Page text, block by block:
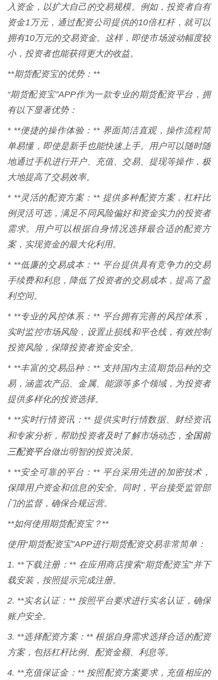
入资金，以扩大自己的交易规模。例如，投资者自有
资金1万元，通过配资公司提供的10倍杠杆，就可以
拥有10万元的交易资金。这样，即使市场波动幅度较
小，投资者也能获得更大的收益。
**期货配资宝的优势：**
“期货配资宝”APP作为一款专业的期货配资平台，拥
有以下显著优势：
* **便捷的操作体验：** 界面简洁直观，操作流程简
单易懂，即使是新手也能快速上手。用户可以随时随
地通过手机进行开户、充值、交易、提现等操作，极
大地提高了交易效率。
* **灵活的配资方案：** 提供多种配资方案，杠杆比
例灵活可选，满足不同风险偏好和资金实力的投资者
需求。用户可以根据自身情况选择最合适的配资方
案，实现资金的最大化利用。
* **低廉的交易成本：** 平台提供具有竞争力的交易
手续费和利息，降低了投资者的交易成本，提高了盈
利空间。
* **专业的风控体系：** 平台拥有完善的风控体系，
实时监控市场风险，设置止损线和平仓线，有效控制
投资风险，保障投资者资金安全。
* **丰富的交易品种：** 支持国内主流期货品种的交
易，涵盖农产品、金属、能源等多个领域，为投资者
提供多样化的投资选择。
* **实时行情资讯：** 提供实时行情数据、财经资讯
和专家分析，帮助投资者及时了解市场动态， 全国前
三配资平台做出明智的投资决策。
* **安全可靠的平台：** 平台采用先进的加密技术，
保障用户资金和信息的安全。同时，平台接受监管部
门的监督，确保合规运营。
**如何使用期货配资宝？**
使用“期货配资宝”APP进行期货配资交易非常简单：
1. **下载注册：** 在应用商店搜索“期货配资宝”并下
载安装，按照提示完成注册。
2. **实名认证：** 按照平台要求进行实名认证，确保
账户安全。
3. **选择配资方案：** 根据自身需求选择合适的配资
方案，包括杠杆比例、配资金额、利息等。
4. **充值保证金：** 按照配资方案要求，充值相应的